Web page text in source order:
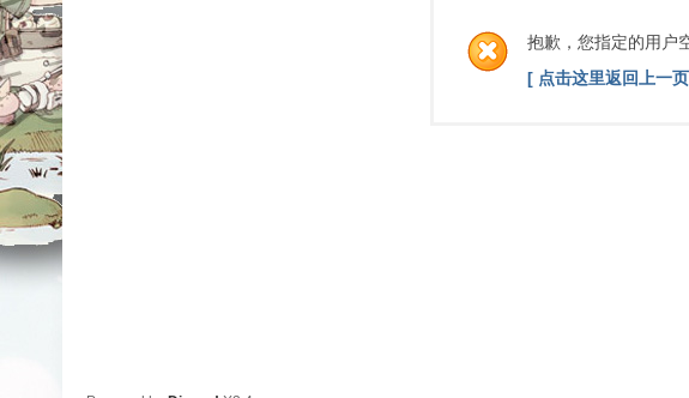
抱歉，您指定的用户
[ 点击这里返回上一